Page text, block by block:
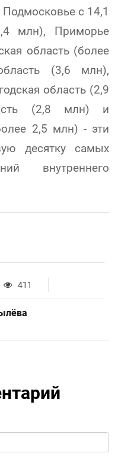
с 14,1
млн), Приморье
область (более
(3,6 млн),
область (2,9
(2,8 млн) и
2,5 млн) - эти
десятку самых
внутреннего
411